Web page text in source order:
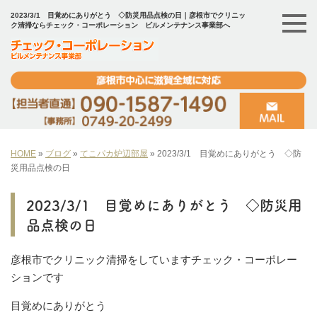
2023/3/1 目覚めにありがとう ◇防災用品点検の日｜彦根市でクリニッ
ク清掃ならチェック・コーポレーション ビルメンテナンス事業部へ
HOME » ブログ » てこパカ炉辺部屋 » 2023/3/1 目覚めにありがとう ◇防
災用品点検の日
2023/3/1 目覚めにありがとう ◇防災用
品点検の日
彦根市でクリニック清掃をしていますチェック・コーポレー
ションです
目覚めにありがとう